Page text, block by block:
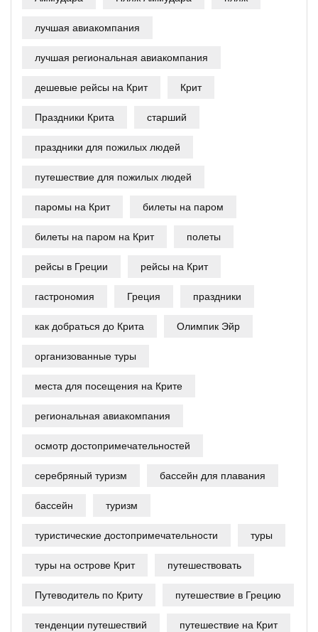
лучшая авиакомпания
лучшая региональная авиакомпания
дешевые рейсы на Крит Крит
Праздники Крита старший
праздники для пожилых людей
путешествие для пожилых людей
паромы на Крит билеты на паром
билеты на паром на Крит полеты
рейсы в Греции рейсы на Крит
гастрономия Греция праздники
как добраться до Крита Олимпик Эйр
организованные туры
места для посещения на Крите
региональная авиакомпания
осмотр достопримечательностей
серебряный туризм бассейн для плавания
бассейн туризм
туристические достопримечательности туры
туры на острове Крит путешествовать
Путеводитель по Криту путешествие в Грецию
тенденции путешествий путешествие на Крит